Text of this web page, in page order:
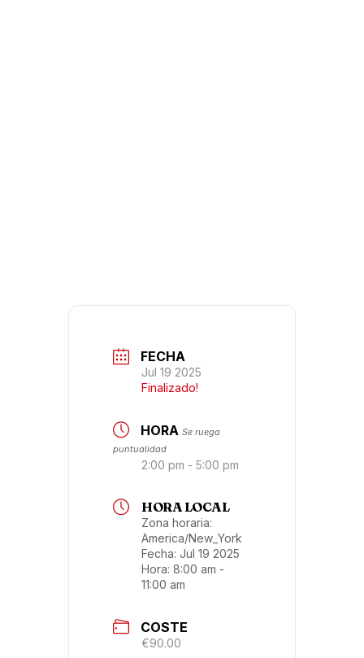
FECHA
Jul 19 2025
Finalizado!
HORA Se ruega
puntualidad
2:00 pm - 5:00 pm
HORA LOCAL
Zona horaria:
America/New_York
Fecha: Jul 19 2025
Hora: 8:00 am -
11:00 am
COSTE
€90.00